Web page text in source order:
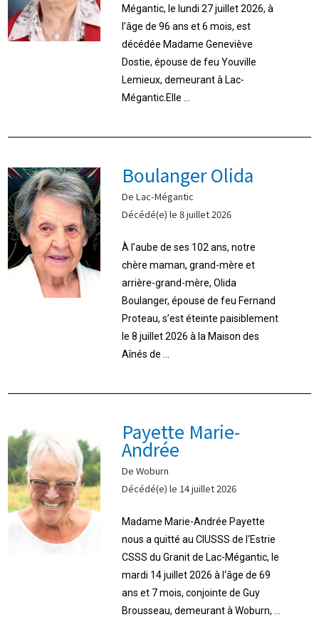
Mégantic, le lundi 27 juillet 2026, à
l’âge de 96 ans et 6 mois, est
décédée Madame Geneviève
Dostie, épouse de feu Youville
Lemieux, demeurant à Lac-
Mégantic.Elle ...
Boulanger Olida
De Lac-Mégantic
Décédé(e) le 8 juillet 2026
À l’aube de ses 102 ans, notre
chère maman, grand-mère et
arrière-grand-mère, Olida
Boulanger, épouse de feu Fernand
Proteau, s’est éteinte paisiblement
le 8 juillet 2026 à la Maison des
Aînés de ...
Payette Marie-
Andrée
De Woburn
Décédé(e) le 14 juillet 2026
Madame Marie-Andrée Payette
nous a quitté au CIUSSS de l‘Estrie
CSSS du Granit de Lac-Mégantic, le
mardi 14 juillet 2026 à l‘âge de 69
ans et 7 mois, conjointe de Guy
Brousseau, demeurant à Woburn, ...